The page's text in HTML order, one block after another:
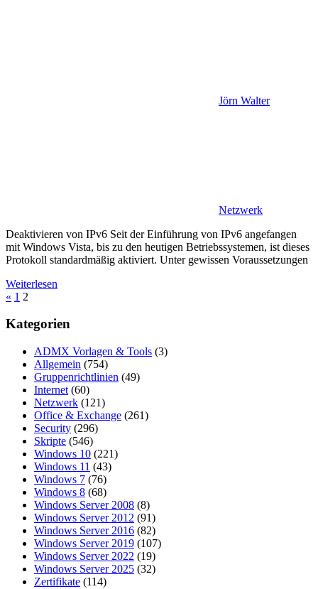
Jörn Walter
Netzwerk
Deaktivieren von IPv6 Seit der Einführung von IPv6 angefangen
mit Windows Vista, bis zu den heutigen Betriebssystemen, ist dieses
Protokoll standardmäßig aktiviert. Unter gewissen Voraussetzungen
Weiterlesen
Seitennummerierung
der
Beiträge
« Vorherige
1 2
Kategorien
ADMX Vorlagen & Tools (3)
Allgemein (754)
Gruppenrichtlinien (49)
Internet (60)
Netzwerk (121)
Office & Exchange (261)
Security (296)
Skripte (546)
Windows 10 (221)
Windows 11 (43)
Windows 7 (76)
Windows 8 (68)
Windows Server 2008 (8)
Windows Server 2012 (91)
Windows Server 2016 (82)
Windows Server 2019 (107)
Windows Server 2022 (19)
Windows Server 2025 (32)
Zertifikate (114)